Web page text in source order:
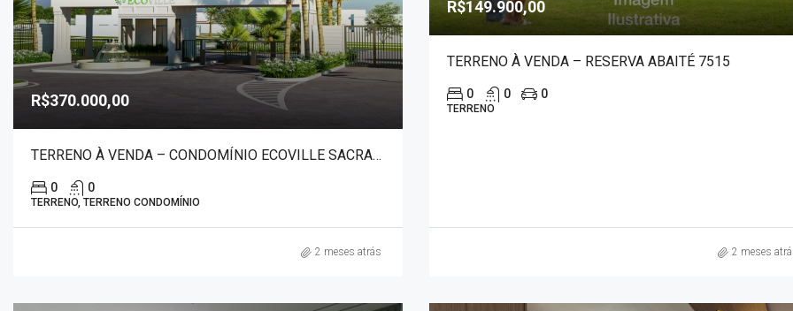
R$370.000,00
TERRENO À VENDA – CONDOMÍNIO ECOVILLE SACRAMENTO 2962
0 0
TERRENO, TERRENO CONDOMÍNIO
2 meses atrás
R$149.900,00
TERRENO À VENDA – RESERVA ABAITÉ 7515
0 0 0
TERRENO
2 meses